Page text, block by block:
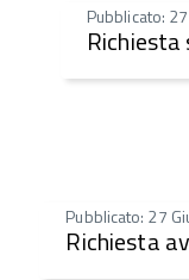
Pubblicato:
Richiesta
Pubblicato: 27
Richiesta